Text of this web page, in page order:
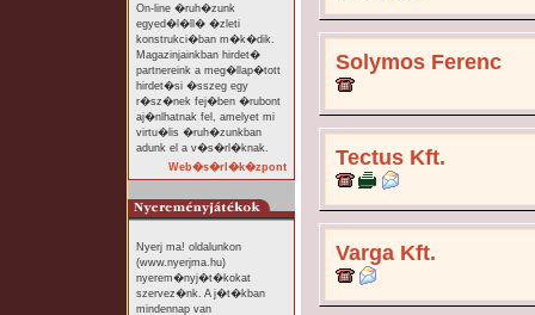
On-line �ruh�zunk
egyed�l�ll� �zleti
konstrukci�ban m�k�dik.
Magazinjainkban hirdet�
partnereink a meg�llap�tott
hirdet�si �sszeg egy
r�sz�nek fej�ben �rubont
aj�nlhatnak fel, amelyet mi
virtu�lis �ruh�zunkban
adunk el a v�s�rl�knak.
Web�s�rl�k�zpont
Nyerj ma! oldalunkon
(www.nyerjma.hu)
nyerem�nyj�t�kokat
szervez�nk. A j�t�kban
mindennap van
Solymos Ferenc
Tectus Kft.
Varga Kft.